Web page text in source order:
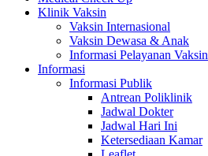
Klinik Vaksin
Vaksin Internasional
Vaksin Dewasa & Anak
Informasi Pelayanan Vaksin
Informasi
Informasi Publik
Antrean Poliklinik
Jadwal Dokter
Jadwal Hari Ini
Ketersediaan Kamar